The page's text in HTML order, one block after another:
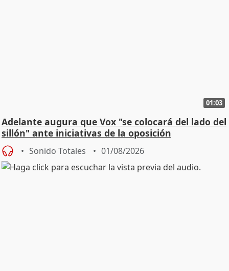
01:03
Adelante augura que Vox "se colocará del lado del
sillón" ante iniciativas de la oposición
Sonido Totales 01/08/2026